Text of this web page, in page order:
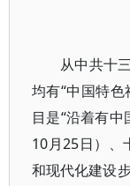
从中共十
均有“中国特
目是“沿着有
10月25日）、
和现代化建设